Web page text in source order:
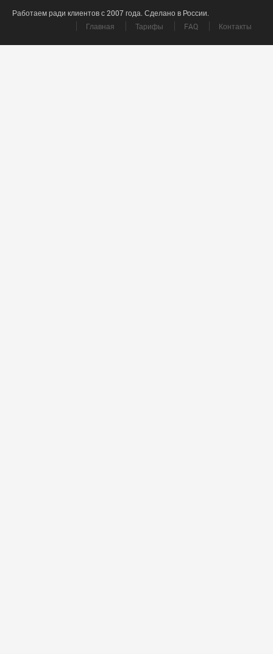
Работаем ради клиентов с 2007 года. Сделано в России.
Главная
Тарифы FAQ Контакты